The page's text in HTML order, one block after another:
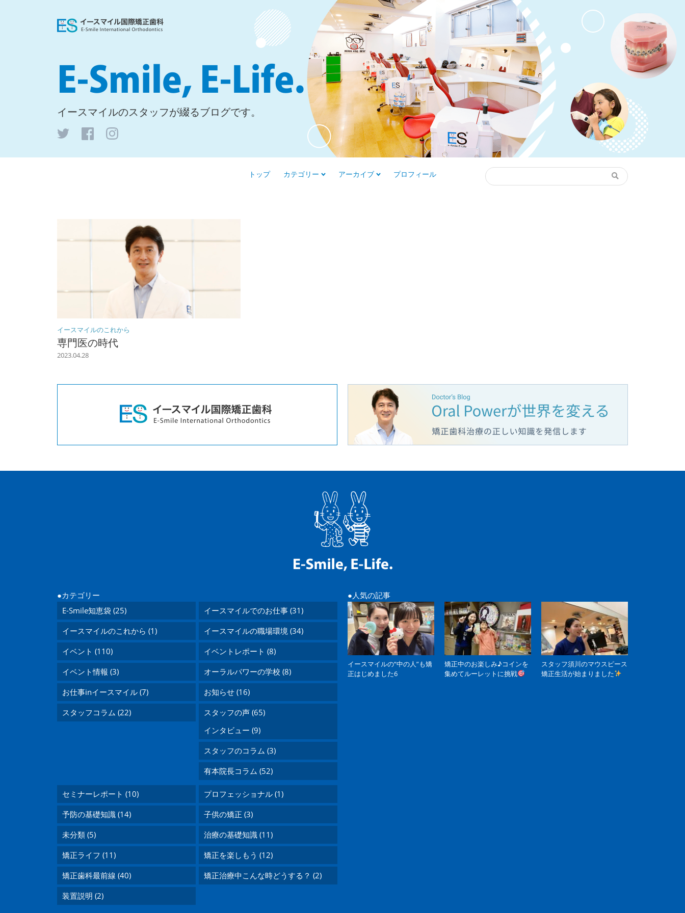
イースマイルのスタッフが綴るブログです。
トップ カテゴリー アーカイブ プロフィール
イースマイルのこれから
専門医の時代
2023.04.28
カテゴリー
E-Smile知恵袋 (25)
イースマイルでのお仕事 (31)
イースマイルのこれから (1)
イースマイルの職場環境 (34)
イベント (110)
イベントレポート (8)
イベント情報 (3)
オーラルパワーの学校 (8)
お仕事inイースマイル (7)
お知らせ (16)
スタッフコラム (22)
スタッフの声 (65)
インタビュー (9)
スタッフのコラム (3)
有本院長コラム (52)
セミナーレポート (10)
プロフェッショナル (1)
予防の基礎知識 (14)
子供の矯正 (3)
未分類 (5)
治療の基礎知識 (11)
矯正ライフ (11)
矯正を楽しもう (12)
矯正歯科最前線 (40)
矯正治療中こんな時どうする？ (2)
装置説明 (2)
人気の記事
イースマイルの“中の人”も矯
正はじめました6
矯正中のお楽しみ♪コインを
集めてルーレットに挑戦
スタッフ須川のマウスピース
矯正生活が始まりました